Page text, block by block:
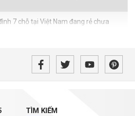
7 chỗ tại Việt Nam đang rẻ chưa
VinFast VF Wild bản tiền thương
xuất hiện với loạt thay đổi đáng chú
nâng thời hạn bảo hành
TÌM KIẾM